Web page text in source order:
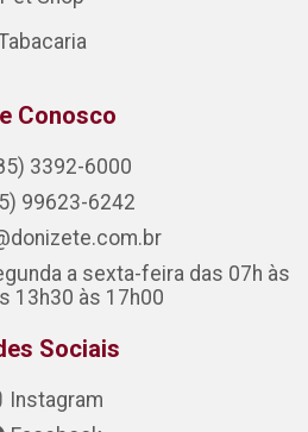
Conosco
3392-6000
99623-6242
a sexta-feira das 07h às
13h30 às 17h00
Sociais
Instagram